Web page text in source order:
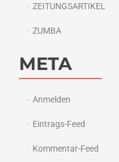
ZEITUNGSARTIKEL
ZUMBA
META
Anmelden
Eintrags-Feed
Kommentar-Feed